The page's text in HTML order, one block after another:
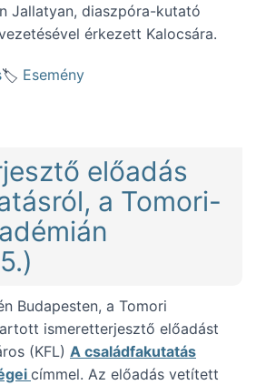
Jallatyan, diaszpóra-kutató
érkezett Kalocsára.
Esemény
előadás
a Tomori-
Budapesten, a Tomori
ismeretterjesztő előadást
(KFL) A családfakutatás
címmel. Az előadás vetített